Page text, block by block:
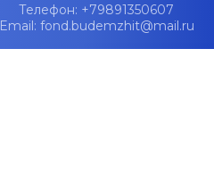
Телефон: +79891350607
Email: fond.budemzhit@mail.ru